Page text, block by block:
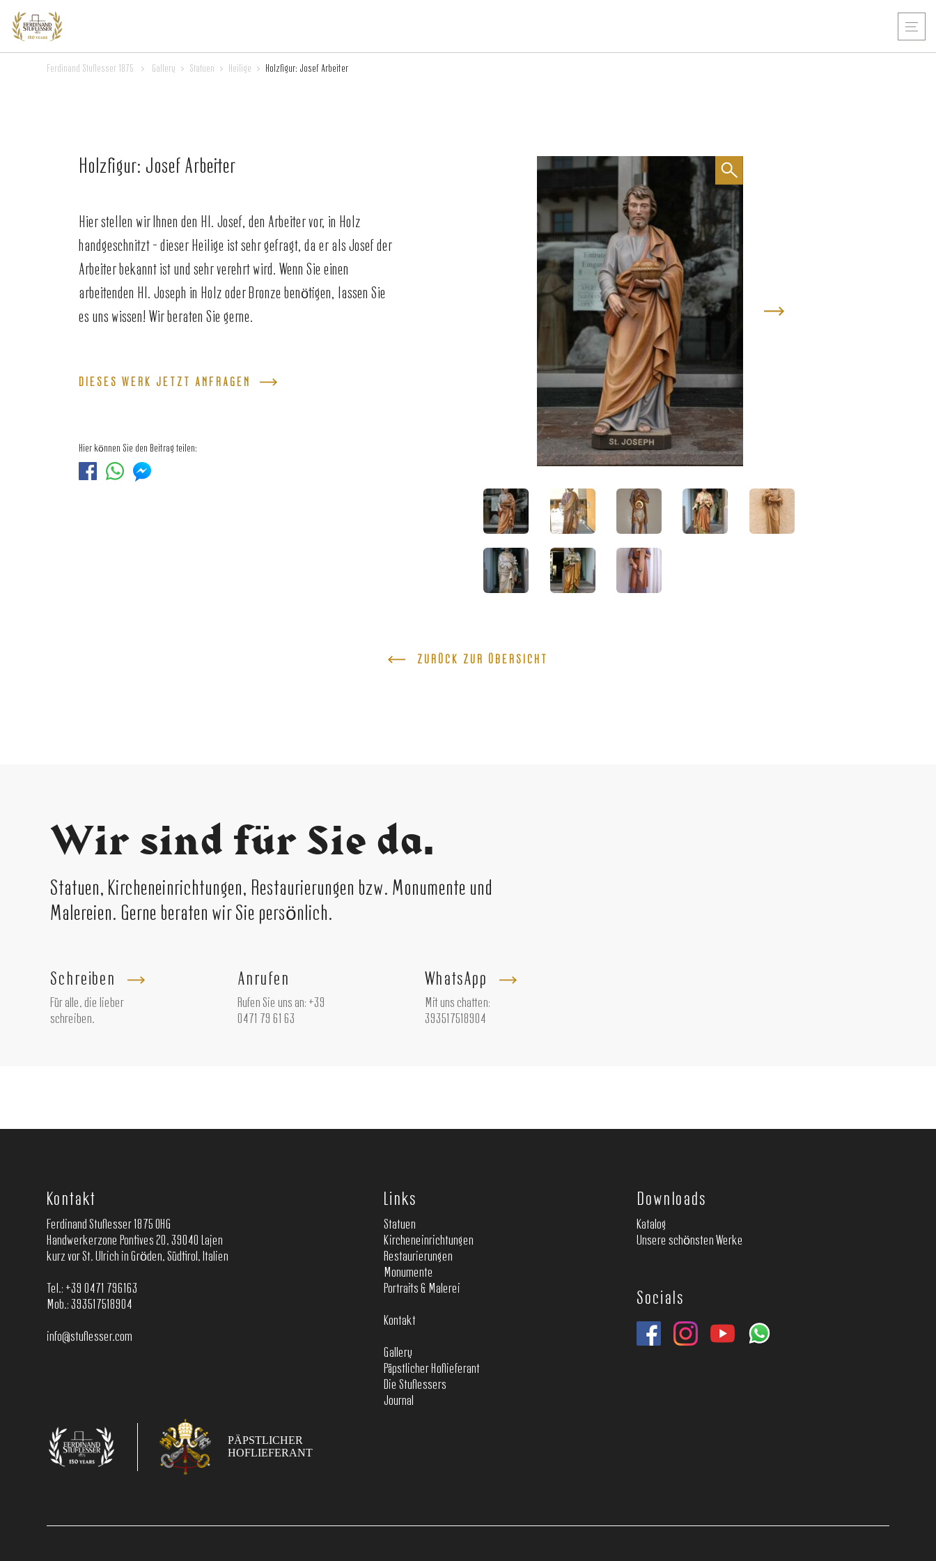
Ferdinand Stuflesser 1875 > Gallery > Statuen > Heilige > Holzfigur: Josef Arbeiter
Holzfigur: Josef Arbeiter
Hier stellen wir Ihnen den Hl. Josef, den Arbeiter vor, in Holz
handgeschnitzt – dieser Heilige ist sehr gefragt, da er als Josef der
Arbeiter bekannt ist und sehr verehrt wird. Wenn Sie einen
arbeitenden Hl. Joseph in Holz oder Bronze benötigen, lassen Sie
es uns wissen! Wir beraten Sie gerne.
DIESES WERK JETZT ANFRAGEN
Hier können Sie den Beitrag teilen:
ZURÜCK ZUR ÜBERSICHT
Wir sind für Sie da.
Statuen, Kircheneinrichtungen, Restaurierungen bzw. Monumente und
Malereien. Gerne beraten wir Sie persönlich.
Schreiben
Für alle, die lieber
schreiben.
Anrufen
Rufen Sie uns an: +39
0471 79 61 63
WhatsApp
Mit uns chatten:
393517518904
Kontakt
Ferdinand Stuflesser 1875 OHG
Handwerkerzone Pontives 20, 39040 Lajen
kurz vor St. Ulrich in Gröden, Südtirol, Italien
Tel.: +39 0471 796163
Mob.:393517518904
info@stuflesser.com
PÄPSTLICHER
HOFLIEFERANT
Links
Statuen
Kircheneinrichtungen
Restaurierungen
Monumente
Portraits & Malerei
Kontakt
Gallery
Päpstlicher Hoflieferant
Die Stuflessers
Journal
Downloads
Katalog
Unsere schönsten Werke
Socials